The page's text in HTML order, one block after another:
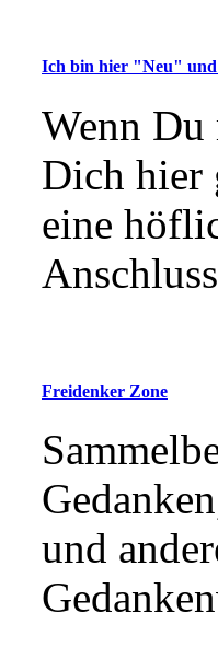
Ich bin hier "Neu" und
Wenn Du
Dich hier
eine
Freidenker Zone
und